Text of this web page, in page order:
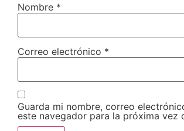
Nombre *
Correo electrónico *
Guarda mi nombre, correo
este navegador para la próxima vez